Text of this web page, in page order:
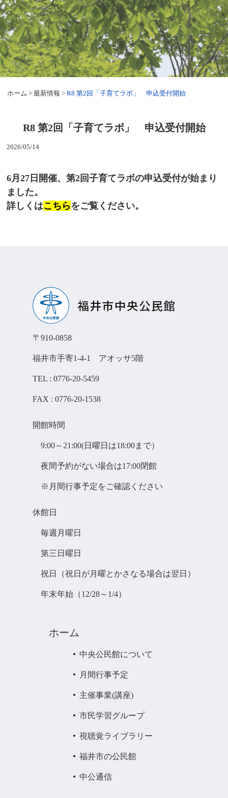
ホーム > 最新情報 > R8 第2回「子育てラボ」 申込受付開始
R8 第2回「子育てラボ」 申込受付開始
2026/05/14
6月27日開催、第2回子育てラボの申込受付が始まり
ました。
詳しくはこちら をご覧ください。
〒910-0858
福井市手寄1-4-1 アオッサ5階
TEL : 0776-20-5459
FAX : 0776-20-1538
開館時間
9:00～21:00(日曜日は18:00まで）
夜間予約がない場合は17:00閉館
※月間行事予定をご確認ください
休館日
毎週月曜日
第三日曜日
祝日（祝日が月曜とかさなる場合は翌日）
年末年始（12/28～1/4）
ホーム
中央公民館について
月間行事予定
主催事業(講座)
市民学習グループ
視聴覚ライブラリー
福井市の公民館
中公通信